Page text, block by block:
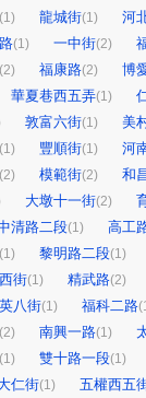
(1) 龍城街(1)
河
(1) 一中街(2)
(2) 福康路(2)
博
華夏巷西五弄(1)
敦富六街(1)
美
(1) 豐順街(1)
河
(2) 模範街(2)
和
大墩十一街(2)
清路二段(1)
高工
(1) 黎明路二段(1)
街(1) 精武路(2)
八街(1) 福科二路
(2) 南興一路(1)
(1) 雙十路一段(1)
仁街(1) 五權西五